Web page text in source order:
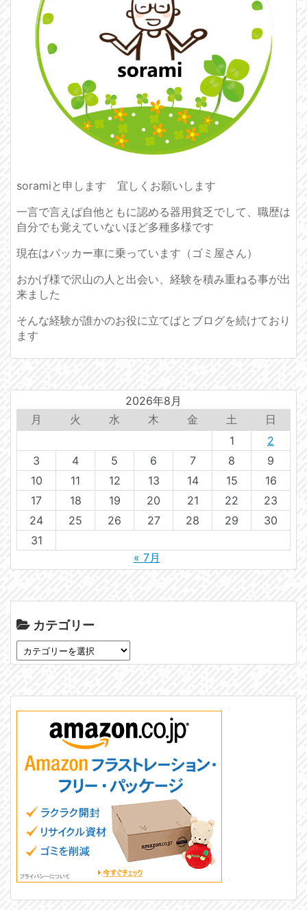
soramiと申します 宜しくお願いします
一言で言えば自他ともに認める器用貧乏でして、職歴は
自分でも覚えていないほど多種多様です
現在はパッカー車に乗っています（ゴミ屋さん）
おかげ様で沢山の人と出会い、経験を積み重ねる事が出
来ました
そんな経験が誰かのお役に立てばとブログを続けており
ます
2026年8月
月
火 水 木 金 土
日
1
2
3
4 5 6 7 8
9
10
11 12 13 14 15
16
17
18 19 20 21 22
23
24
25 26 27 28 29
30
31
« 7月
カテゴリー